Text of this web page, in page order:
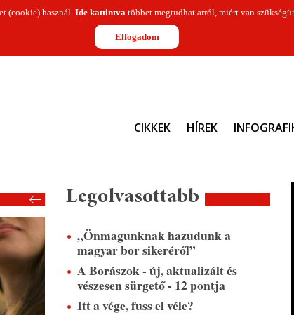
(cookie) használ.Ide kattintvatöbbet megtudhat arról, miért van
Elfogadom
CIKKEK HÍREK
Legolvasottabb
„Önmagunknak hazudunk a
magyar bor sikeréről”
A Borászok - új, aktualizált és
vészesen sürgető - 12 pontja
Itt a vége, fuss el véle?